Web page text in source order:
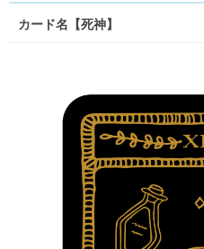
カード名【死神】